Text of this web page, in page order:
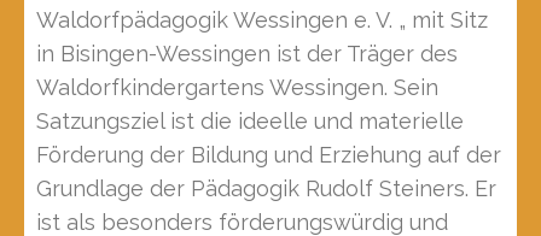
Waldorfpädagogik Wessingen e. V. „ mit Sitz
in Bisingen-Wessingen ist der Träger des
Waldorfkindergartens Wessingen. Sein
Satzungsziel ist die ideelle und materielle
Förderung der Bildung und Erziehung auf der
Grundlage der Pädagogik Rudolf Steiners. Er
ist als besonders förderungswürdig und